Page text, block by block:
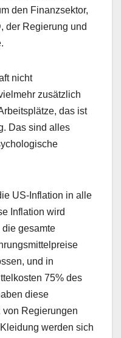
den Finanzsektor,
der Regierung und
nicht
zusätzlich
das ist
Das sind alles
US-Inflation in alle
Inflation wird
gesamte
und in
75% des
diese
von Regierungen
werden sich